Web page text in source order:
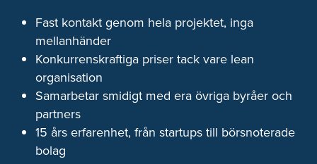
Fast kontakt genom hela projektet, inga
mellanhänder
Konkurrenskraftiga priser tack vare lean
organisation
Samarbetar smidigt med era övriga byråer och
partners
15 års erfarenhet, från startups till börsnoterade
bolag